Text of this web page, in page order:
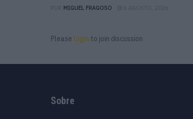
MIGUEL FRAGOSO 6 AGOSTO, 2026
Please login to join discussion
Sobre